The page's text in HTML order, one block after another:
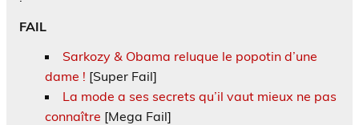
FAIL
Sarkozy & Obama reluque le popotin d’une
dame ! [Super Fail]
La mode a ses secrets qu’il vaut mieux ne pas
connaître [Mega Fail]